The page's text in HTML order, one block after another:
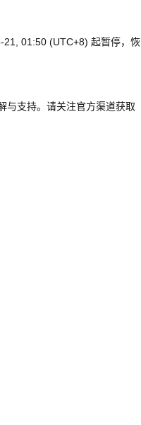
21, 01:50 (UTC+8) 起暂停，恢
与支持。请关注官方渠道获取